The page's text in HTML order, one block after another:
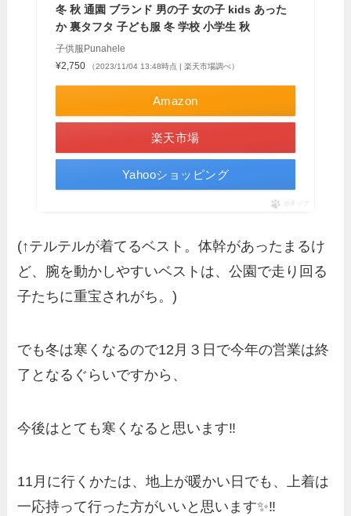
冬 秋 通園 ブランド 男の子 女の子 kids あった
か 裏タフタ 子ども服 冬 学校 小学生 秋
子供服Punahele
¥2,750
（2023/11/04 13:48時点 | 楽天市場調べ）
Amazon
楽天市場
Yahooショッピング
ポチップ
(↑テルテルが着てるベスト。体幹があったまるけ
ど、腕を動かしやすいベストは、公園で走り回る
子たちに重宝されがち。)
でも冬は寒くなるので12月３日で今年の営業は終
了となるぐらいですから、
今後はとても寒くなると思います‼️
11月に行くかたは、地上が暖かい日でも、上着は
一応持って行った方がいいと思います✨‼️